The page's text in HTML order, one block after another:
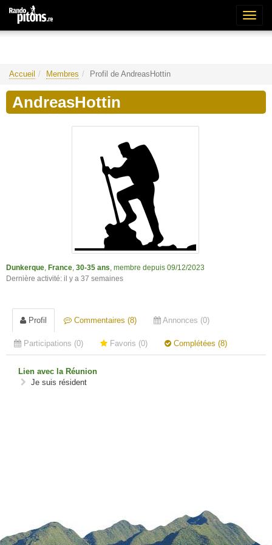
Accueil Membres Profil de AndreasHottin
AndreasHottin
Dunkerque France 30-35 ans , membre depuis 09/12/2023
Dernière activité: il y a 37 semaines
Profil Commentaires (8) Annonces (0)
Participations (0) Favoris (0) Complétées (8)
Lien avec la Réunion
Je suis résident